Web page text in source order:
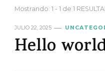
Mostrando: 1 - 1 de 1
JULIO 22, 2025
Hello